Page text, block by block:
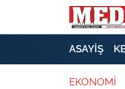
ASAYİŞ
EKONOMİ
E-GAZETE